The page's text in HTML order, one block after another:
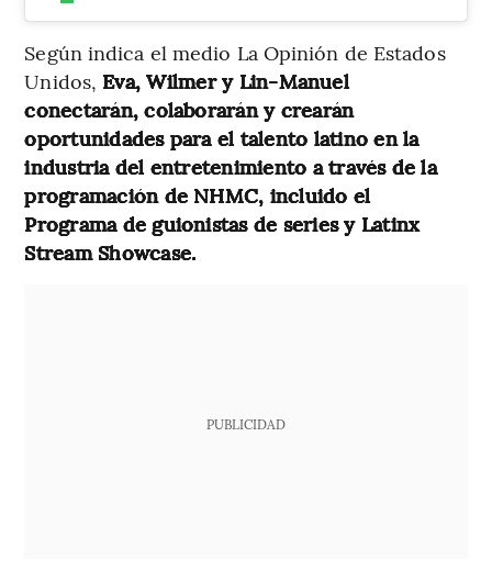
Según indica el medio La Opinión de Estados
Unidos, Eva, Wilmer y Lin-Manuel
conectarán, colaborarán y crearán
oportunidades para el talento latino en la
industria del entretenimiento a través de la
programación de NHMC, incluido el
Programa de guionistas de series y Latinx
Stream Showcase.
PUBLICIDAD